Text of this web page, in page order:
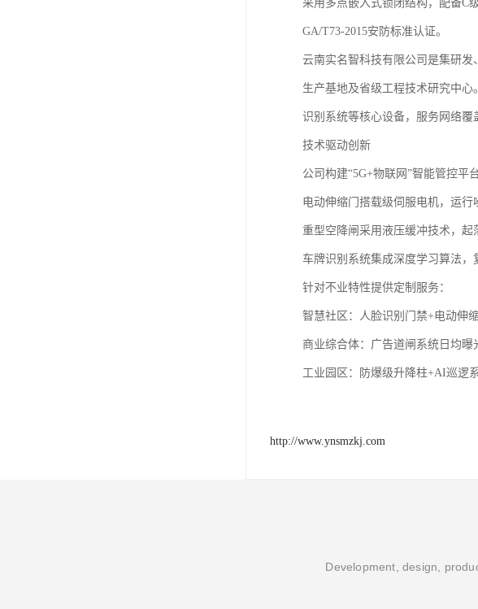
采用多点嵌入式锁闭结构，配备C
GA/T73-2015安防标准认证。
云南实名智科技有限公司是集研
生产基地及省级工程技术研究中
识别系统等核心设备，服务网络覆
‌技术驱动创新‌
公司构建“5G+物联网”智能管控平
电动伸缩门搭载级伺服电机，运
重型空降闸采用液压缓冲技术，起
车牌识别系统集成深度学习算法
针对不业特性提供定制服务：
智慧社区‌：人脸识别门禁+电动伸
商业综合体‌：广告道闸系统日均曝
工业园区‌：防爆级升降柱+AI巡逻
http://www.ynsmzkj.com
Development, design,